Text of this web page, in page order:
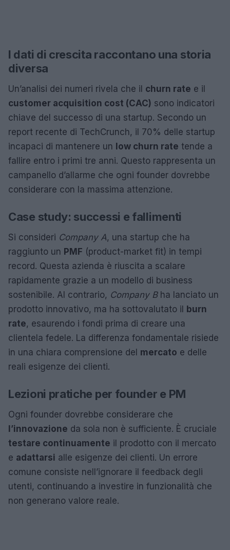
I dati di crescita raccontano una storia
diversa
Un’analisi dei numeri rivela che il churn rate e il
customer acquisition cost (CAC) sono indicatori
chiave del successo di una startup. Secondo un
report recente di TechCrunch, il 70% delle startup
incapaci di mantenere un low churn rate tende a
fallire entro i primi tre anni. Questo rappresenta un
campanello d’allarme che ogni founder dovrebbe
considerare con la massima attenzione.
Case study: successi e fallimenti
Si consideri Company A, una startup che ha
raggiunto un PMF (product-market fit) in tempi
record. Questa azienda è riuscita a scalare
rapidamente grazie a un modello di business
sostenibile. Al contrario, Company Bha lanciato un
prodotto innovativo, ma ha sottovalutato il burn
rate, esaurendo i fondi prima di creare una
clientela fedele. La differenza fondamentale risiede
in una chiara comprensione del mercato e delle
reali esigenze dei clienti.
Lezioni pratiche per founder e PM
Ogni founder dovrebbe considerare che
l’innovazione da sola non è sufficiente. È cruciale
testare continuamente il prodotto con il mercato
e adattarsi alle esigenze dei clienti. Un errore
comune consiste nell’ignorare il feedback degli
utenti, continuando a investire in funzionalità che
non generano valore reale.